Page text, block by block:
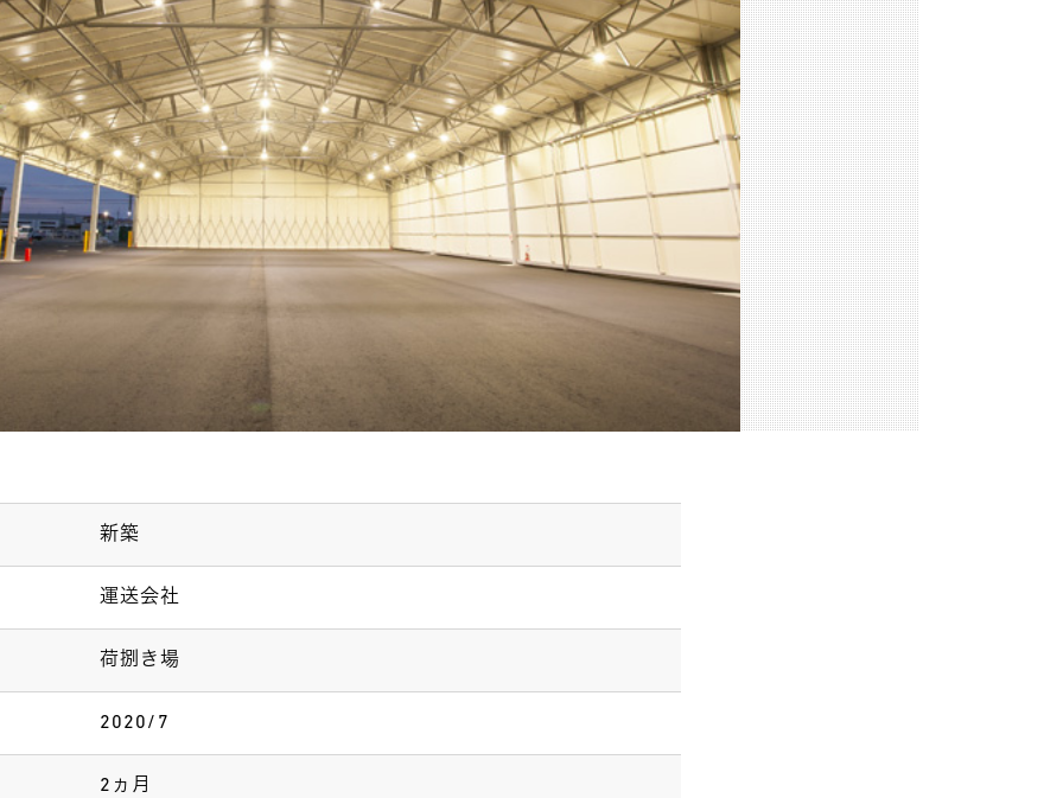
新築
運送会社
荷捌き場
2020/7
2ヵ月